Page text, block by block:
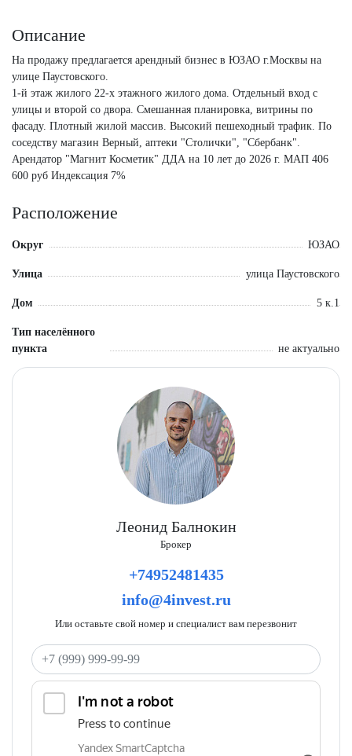
Описание
На продажу предлагается арендный бизнес в ЮЗАО г.Москвы на
улице Паустовского.
1-й этаж жилого 22-х этажного жилого дома. Отдельный вход с
улицы и второй со двора. Смешанная планировка, витрины по
фасаду. Плотный жилой массив. Высокий пешеходный трафик. По
соседству магазин Верный, аптеки "Столички", "Сбербанк".
Арендатор "Магнит Косметик" ДДА на 10 лет до 2026 г. МАП 406
600 руб Индексация 7%
Расположение
Округ ЮЗАО
Улица улица Паустовского
Дом 5 к.1
Тип населённого
пункта
не актуально
Леонид Балнокин
Брокер
+74952481435
info@4invest.ru
Или оставьте свой номер и специалист вам перезвонит